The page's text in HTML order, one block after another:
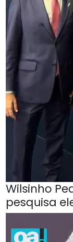
Wilsinho
pesquisa